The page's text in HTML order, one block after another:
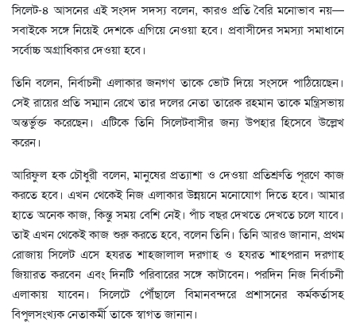
সিলেট-৪ আসনের এই সংসদ সদস্য বলেন, কারও প্রতি বৈরি মনোভাব নয়—
সবাইকে সঙ্গে নিয়েই দেশকে এগিয়ে নেওয়া হবে। প্রবাসীদের সমস্যা সমাধানে
সর্বোচ্চ অগ্রাধিকার দেওয়া হবে।
তিনি বলেন, নির্বাচনী এলাকার জনগণ তাকে ভোট দিয়ে সংসদে পাঠিয়েছেন।
সেই রায়ের প্রতি সম্মান রেখে তার দলের নেতা তারেক রহমান তাকে মন্ত্রিসভায়
অন্তর্ভুক্ত করেছেন। এটিকে তিনি সিলেটবাসীর জন্য উপহার হিসেবে উল্লেখ
করেন।
আরিফুল হক চৌধুরী বলেন, মানুষের প্রত্যাশা ও দেওয়া প্রতিশ্রুতি পূরণে কাজ
করতে হবে। এখন থেকেই নিজ এলাকার উন্নয়নে মনোযোগ দিতে হবে। আমার
হাতে অনেক কাজ, কিন্তু সময় বেশি নেই। পাঁচ বছর দেখতে দেখতে চলে যাবে।
তাই এখন থেকেই কাজ শুরু করতে হবে, বলেন তিনি। তিনি আরও জানান, প্রথম
রোজায় সিলেট এসে হযরত শাহজালাল দরগাহ ও হযরত শাহপরান দরগাহ
জিয়ারত করবেন এবং দিনটি পরিবারের সঙ্গে কাটাবেন। পরদিন নিজ নির্বাচনী
এলাকায় যাবেন। সিলেটে পৌঁছালে বিমানবন্দরে প্রশাসনের কর্মকর্তাসহ
বিপুলসংখ্যক নেতাকর্মী তাকে স্বাগত জানান।